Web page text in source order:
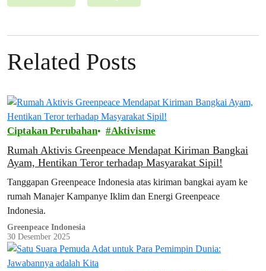
Related Posts
Ciptakan Perubahan Aktivisme
Rumah Aktivis Greenpeace Mendapat Kiriman Bangkai
Ayam, Hentikan Teror terhadap Masyarakat Sipil!
Tanggapan Greenpeace Indonesia atas kiriman bangkai ayam ke
rumah Manajer Kampanye Iklim dan Energi Greenpeace
Indonesia.
Greenpeace Indonesia
30 Desember 2025